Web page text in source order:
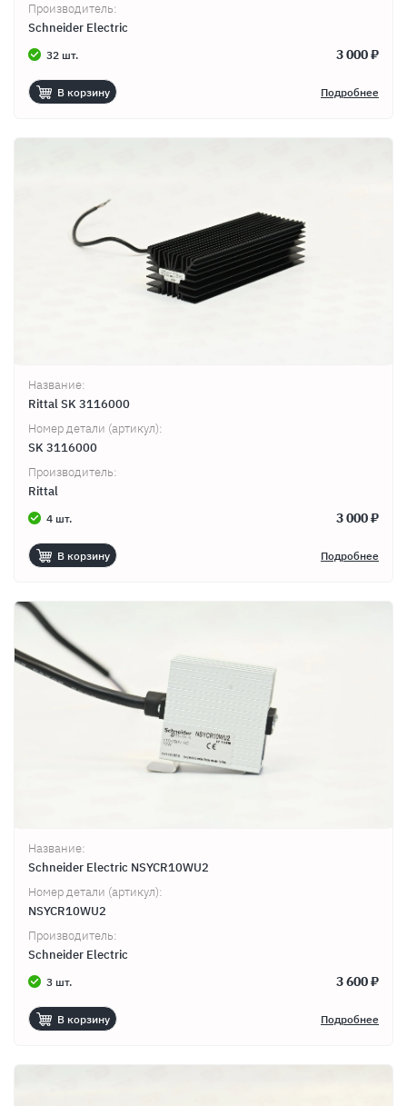
Производитель:
Schneider Electric
32 шт. 3 000 ₽
В корзину Подробнее
Название:
Rittal SK 3116000
Номер детали (артикул):
SK 3116000
Производитель:
Rittal
4 шт. 3 000 ₽
В корзину Подробнее
Название:
Schneider Electric NSYCR10WU2
Номер детали (артикул):
NSYCR10WU2
Производитель:
Schneider Electric
3 шт. 3 600 ₽
В корзину Подробнее